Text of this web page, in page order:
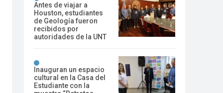
Antes de viajar a
Houston, estudiantes
de Geología fueron
recibidos por
autoridades de la UNT
Inauguran un espacio
cultural en la Casa del
Estudiante con la